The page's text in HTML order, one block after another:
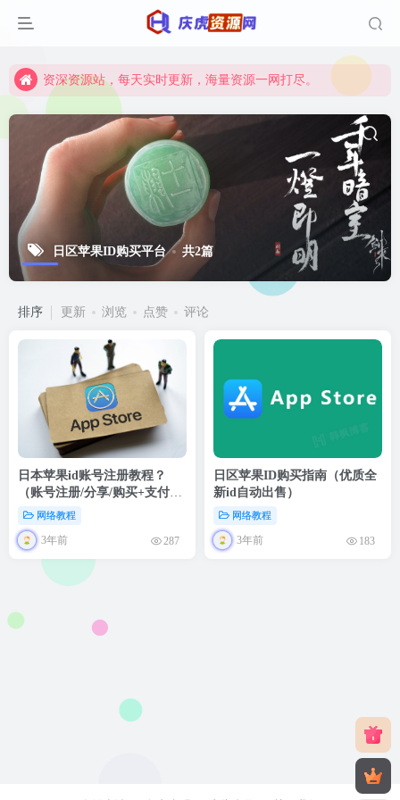
资深资源站，每天实时更新，海量资源一网打尽。
资深资源站，每天实时更新，海量资源一网打尽。
【启明网】找项目 + 低成本创业 + 减少信息差 + 见识各种项目 + 提升网创认知。
日区苹果ID购买平台 共2篇
排序 更新 浏览 点赞 评论
日本苹果id账号注册教程？
（账号注册/分享/购买+支付方
式+充值）
网络教程
3年前 287
日区苹果ID购买指南（优质全
新id自动出售）
网络教程
3年前 183